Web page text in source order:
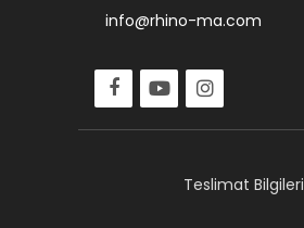
info@rhino-ma.com
Teslimat Bilgileri